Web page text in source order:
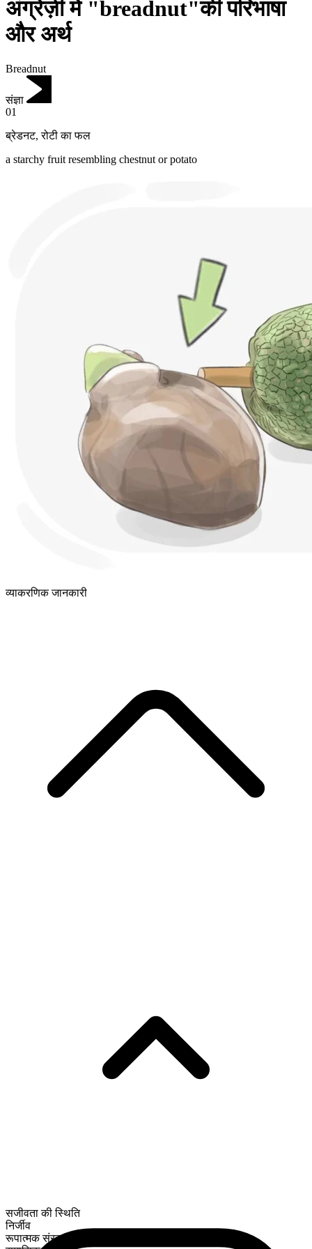
अंग्रेज़ी में "breadnut"की परिभाषा
और अर्थ
Breadnut
संज्ञा
01
ब्रेडनट,रोटी का फल
a starchy fruit resembling chestnut or potato
व्याकरणिक जानकारी
सजीवता की स्थिति
निर्जीव
रूपात्मक संरचना